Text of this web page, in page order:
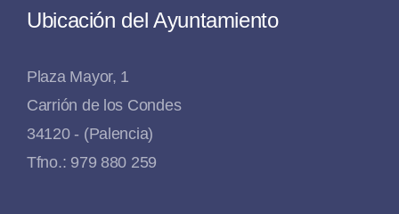
Ubicación del Ayuntamiento
Plaza Mayor, 1
Carrión de los Condes
34120 - (Palencia)
Tfno.: 979 880 259